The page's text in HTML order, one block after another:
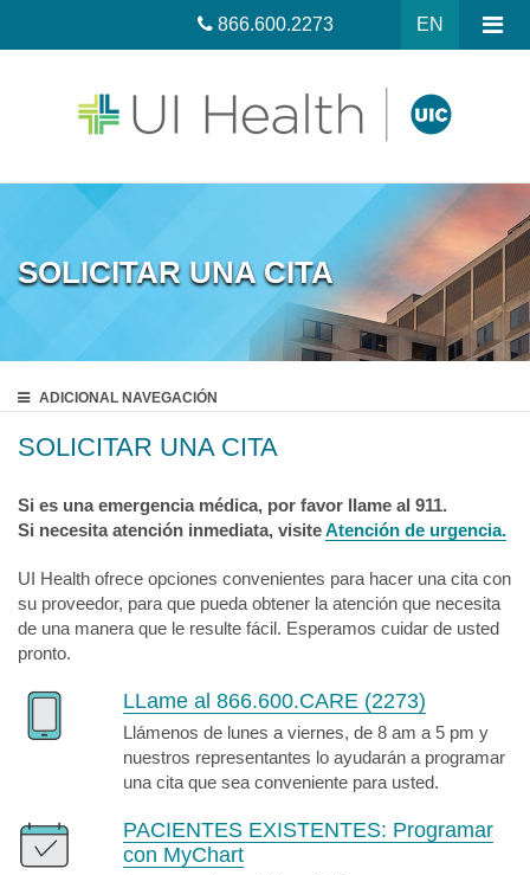
EN
866.600.2273
SOLICITAR UNA CITA
ADICIONAL NAVEGACIÓN
SOLICITAR UNA CITA
Si es una emergencia médica, por favor llame al 911.
Si necesita atención inmediata, visiteAtención de urgencia.
UI Health ofrece opciones convenientes para hacer una cita con
su proveedor, para que pueda obtener la atención que necesita
de una manera que le resulte fácil. Esperamos cuidar de usted
pronto.
LLame al 866.600.CARE (2273)
Llámenos de lunes a viernes, de 8 am a 5 pm y
nuestros representantes lo ayudarán a programar
una cita que sea conveniente para usted.
PACIENTES EXISTENTES: Programar
con MyChart